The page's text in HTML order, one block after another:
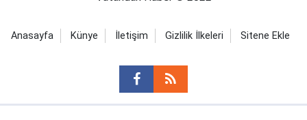
Anasayfa Künye İletişim Gizlilik İlkeleri Sitene Ekle